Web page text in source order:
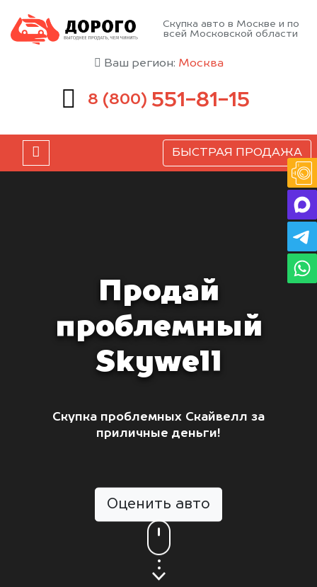
Скупка авто в Москве и по
всей Московской области
Ваш регион: Москва
8 (800) 551-81-15
БЫСТРАЯ ПРОДАЖА
Продай
проблемный
Skywell
Скупка проблемных Скайвелл за
приличные деньги!
Оценить авто